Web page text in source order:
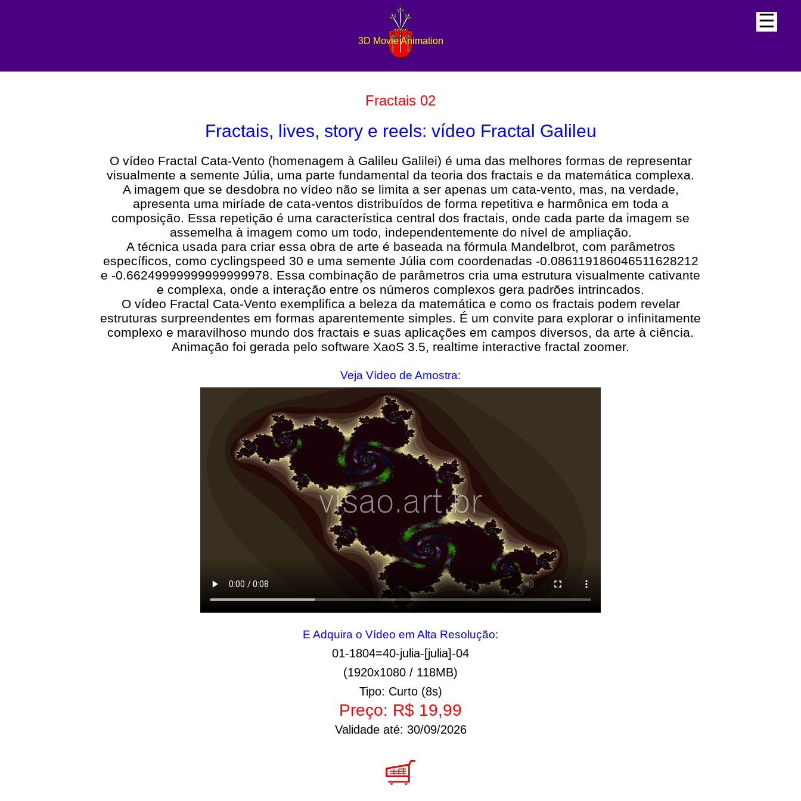
☰
3D Movie Animation
Fractais 02
Fractais, lives, story e reels: vídeo Fractal Galileu
O vídeo Fractal Cata-Vento (homenagem à Galileu Galilei) é uma das melhores formas de representar
visualmente a semente Júlia, uma parte fundamental da teoria dos fractais e da matemática complexa.
A imagem que se desdobra no vídeo não se limita a ser apenas um cata-vento, mas, na verdade,
apresenta uma miríade de cata-ventos distribuídos de forma repetitiva e harmônica em toda a
composição. Essa repetição é uma característica central dos fractais, onde cada parte da imagem se
assemelha à imagem como um todo, independentemente do nível de ampliação.
A técnica usada para criar essa obra de arte é baseada na fórmula Mandelbrot, com parâmetros
específicos, como cyclingspeed 30 e uma semente Júlia com coordenadas -0.086119186046511628212
e -0.66249999999999999978. Essa combinação de parâmetros cria uma estrutura visualmente cativante
e complexa, onde a interação entre os números complexos gera padrões intrincados.
O vídeo Fractal Cata-Vento exemplifica a beleza da matemática e como os fractais podem revelar
estruturas surpreendentes em formas aparentemente simples. É um convite para explorar o infinitamente
complexo e maravilhoso mundo dos fractais e suas aplicações em campos diversos, da arte à ciência.
Animação foi gerada pelo software XaoS 3.5, realtime interactive fractal zoomer.
Veja Vídeo de Amostra:
E Adquira o Vídeo em Alta Resolução:
01-1804=40-julia-[julia]-04
(1920x1080 / 118MB)
Tipo: Curto (8s)
Preço: R$ 19,99
Validade até: 30/09/2026